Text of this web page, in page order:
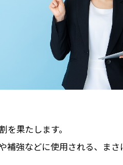
果たします。
補強などに使用される、ま